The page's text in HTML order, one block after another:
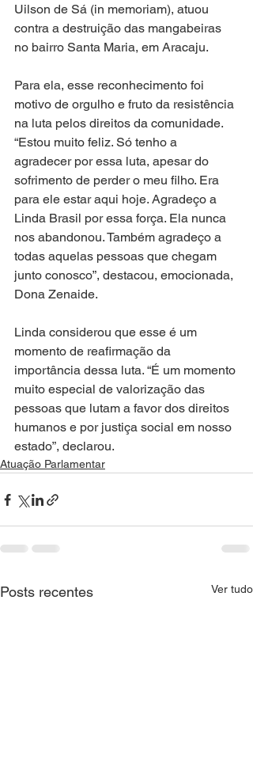
Uilson de Sá (in memoriam), atuou
contra a destruição das mangabeiras
no bairro Santa Maria, em Aracaju.
Para ela, esse reconhecimento foi
motivo de orgulho e fruto da resistência
na luta pelos direitos da comunidade.
“Estou muito feliz. Só tenho a
agradecer por essa luta, apesar do
sofrimento de perder o meu filho. Era
para ele estar aqui hoje. Agradeço a
Linda Brasil por essa força. Ela nunca
nos abandonou. Também agradeço a
todas aquelas pessoas que chegam
junto conosco”, destacou, emocionada,
Dona Zenaide.
Linda considerou que esse é um
momento de reafirmação da
importância dessa luta. “É um momento
muito especial de valorização das
pessoas que lutam a favor dos direitos
humanos e por justiça social em nosso
estado”, declarou.
Atuação Parlamentar
Posts recentes Ver tudo